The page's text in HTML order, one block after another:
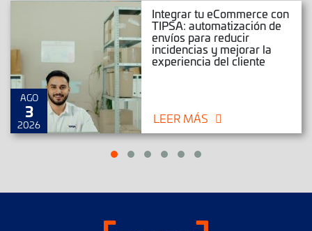
AGO
3
2026
Integrar tu eCommerce con
TIPSA: automatización de
envíos para reducir
incidencias y mejorar la
experiencia del cliente
LEER MÁS